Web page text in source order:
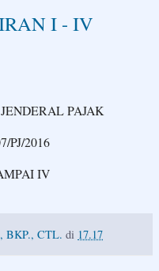
I - IV
PAJAK
PJ/2016
IV
BKP., CTL. di 17.17